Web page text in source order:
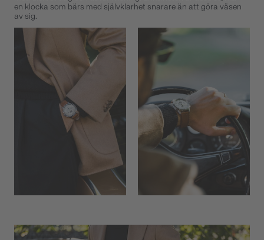
en klocka som bärs med självklarhet snarare än att göra väsen
av sig.